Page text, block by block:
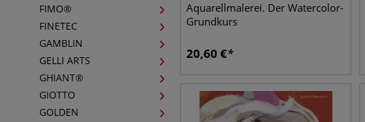
FIMO®
FINETEC
GAMBLIN
GELLI ARTS
GHIANT®
GIOTTO
GOLDEN
Aquarellmalerei. Der Watercolor-
Grundkurs
20,60 €